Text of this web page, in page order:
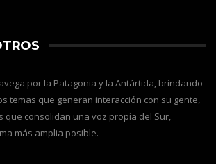
por la Patagonia y la Antártida, brindando
temas que generan interacción con su gente,
que consolidan una voz propia del Sur,
más amplia posible.